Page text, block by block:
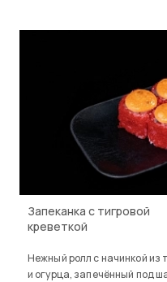
Запеканка с тигровой
креветкой
Нежный ролл с начинкой из
и огурца, запечённый под